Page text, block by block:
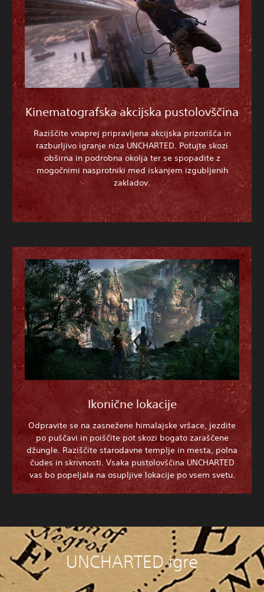
Kinematografska akcijska pustolovščina
Raziščite vnaprej pripravljena akcijska prizorišča in
razburljivo igranje niza UNCHARTED. Potujte skozi
obširna in podrobna okolja ter se spopadite z
mogočnimi nasprotniki med iskanjem izgubljenih
zakladov.
Ikonične lokacije
Odpravite se na zasnežene himalajske vršace, jezdite
po puščavi in poiščite pot skozi bogato zaraščene
džungle. Raziščite starodavne templje in mesta, polna
čudes in skrivnosti. Vsaka pustolovščina UNCHARTED
vas bo popeljala na osupljive lokacije po vsem svetu.
UNCHARTED igre